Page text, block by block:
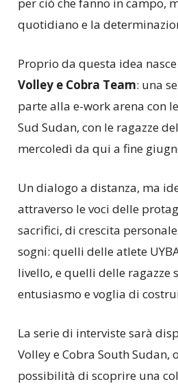
quotidiano e la
Proprio da questa idea
Volley e Cobra Team: una
parte alla e-work arena con
Sud Sudan, con le ragazze
mercoledì da qui a fine
Un dialogo a distanza, ma
attraverso le voci delle
sacrifici, di crescita
sogni: quelli delle atlete
livello, e quelli delle ragazze
entusiasmo e voglia di
La serie di interviste sarà
Volley e Cobra South
possibilità di scoprire una